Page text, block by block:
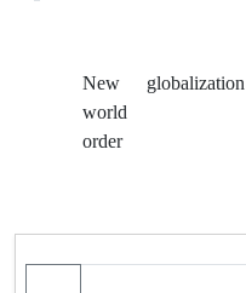
New
world
order
globalization